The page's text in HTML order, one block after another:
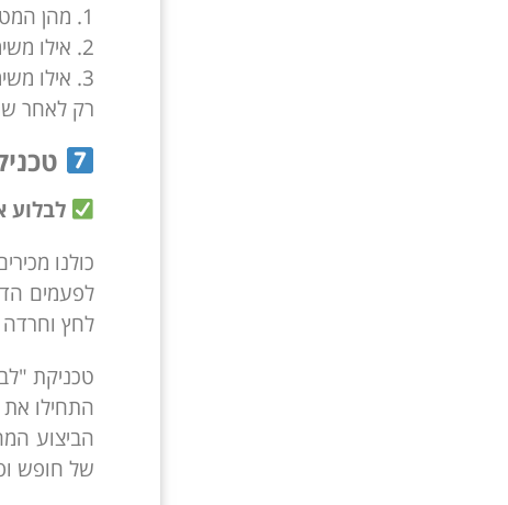
1. מהן המטרות החשובות ביותר שלי בעסק בםרט ובליים בכלל
2. אילו משימות יעזרו לי להשיג אותן⁉
3. אילו משימות מתוך הרשימה שלי ניתן לדחות להאציל לאחרים או אפילו לבטל לעת עתה
רק לאחר
לבלוע
כולנו
לפעמים
לחץ וחרדה
טכניקת
התחילו
הביצוע
של חופש